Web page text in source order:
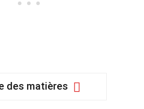
des matières